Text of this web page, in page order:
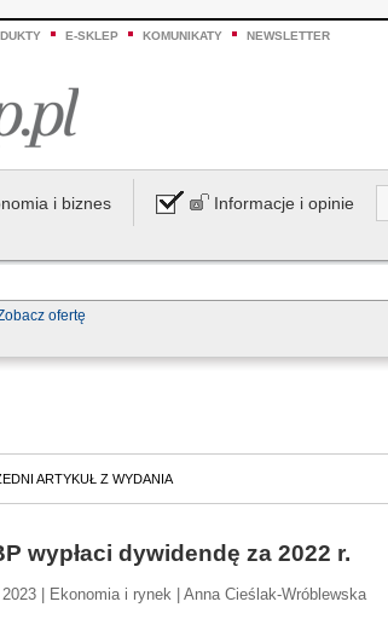
E-SKLEP KOMUNIKATY NEWSLETTER
i biznes Informacje i opinie
ofertę
ARTYKUŁ Z WYDANIA
wypłaci dywidendę za 2022 r.
| Ekonomia i rynek | Anna Cieślak-Wróblewska